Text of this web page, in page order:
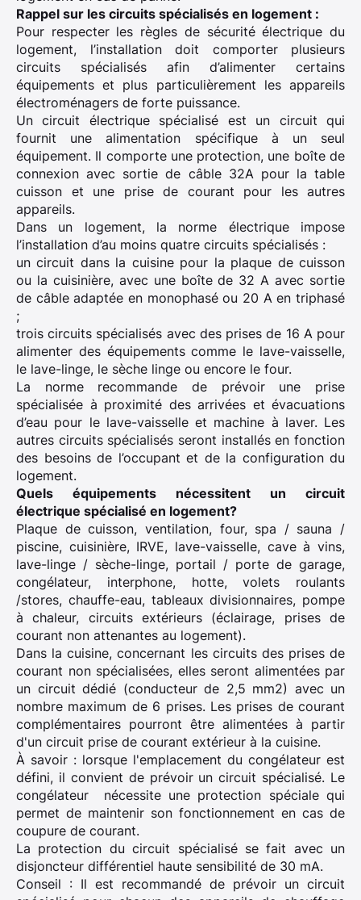
Rappel sur les circuits spécialisés en logement :
Pour respecter les règles de sécurité électrique du
logement, l’installation doit comporter plusieurs
circuits spécialisés afin d’alimenter certains
équipements et plus particulièrement les appareils
électroménagers de forte puissance.
Un circuit électrique spécialisé est un circuit qui
fournit une alimentation spécifique à un seul
équipement. Il comporte une protection, une boîte de
connexion avec sortie de câble 32A pour la table
cuisson et une prise de courant pour les autres
appareils.
Dans un logement, la norme électrique impose
l’installation d’au moins quatre circuits spécialisés :
un circuit dans la cuisine pour la plaque de cuisson
ou la cuisinière, avec une boîte de 32 A avec sortie
de câble adaptée en monophasé ou 20 A en triphasé
;
trois circuits spécialisés avec des prises de 16 A pour
alimenter des équipements comme le lave-vaisselle,
le lave-linge, le sèche linge ou encore le four.
La norme recommande de prévoir une prise
spécialisée à proximité des arrivées et évacuations
d’eau pour le lave-vaisselle et machine à laver. Les
autres circuits spécialisés seront installés en fonction
des besoins de l’occupant et de la configuration du
logement.
Quels équipements nécessitent un circuit
électrique spécialisé en logement?
Plaque de cuisson, ventilation, four, spa / sauna /
piscine, cuisinière, IRVE, lave-vaisselle, cave à vins,
lave-linge / sèche-linge, portail / porte de garage,
congélateur, interphone, hotte, volets roulants
/stores, chauffe-eau, tableaux divisionnaires, pompe
à chaleur, circuits extérieurs (éclairage, prises de
courant non attenantes au logement).
Dans la cuisine, concernant les circuits des prises de
courant non spécialisées, elles seront alimentées par
un circuit dédié (conducteur de 2,5 mm2) avec un
nombre maximum de 6 prises. Les prises de courant
complémentaires pourront être alimentées à partir
d'un circuit prise de courant extérieur à la cuisine.
À savoir : lorsque l'emplacement du congélateur est
défini, il convient de prévoir un circuit spécialisé. Le
congélateur nécessite une protection spéciale qui
permet de maintenir son fonctionnement en cas de
coupure de courant.
La protection du circuit spécialisé se fait avec un
disjoncteur différentiel haute sensibilité de 30 mA.
Conseil : Il est recommandé de prévoir un circuit